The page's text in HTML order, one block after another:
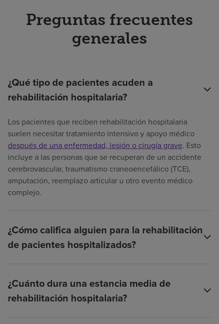
Preguntas frecuentes
generales
¿Qué tipo de pacientes acuden a
rehabilitación hospitalaria?
Los pacientes que reciben rehabilitación hospitalaria
suelen necesitar tratamiento intensivo y apoyo médico
después de una enfermedad, lesión o cirugía grave. Esto
incluye a las personas que se recuperan de un accidente
cerebrovascular, traumatismo craneoencefálico (TCE),
amputación, reemplazo articular u otro evento médico
complejo.
¿Cómo califica alguien para la rehabilitación
de pacientes hospitalizados?
¿Cuánto dura una estancia media de
rehabilitación hospitalaria?